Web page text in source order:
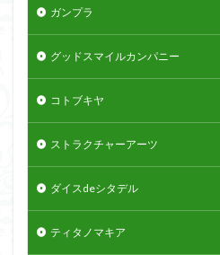
ガンプラ
グッドスマイルカンパニー
コトブキヤ
ストラクチャーアーツ
ダイスdeシタデル
ティタノマキア